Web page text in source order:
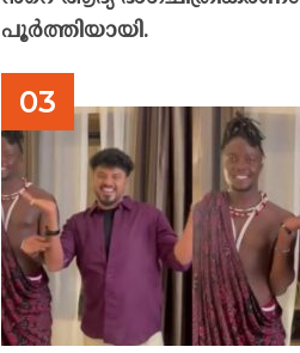
പൂർത്തിയായി.